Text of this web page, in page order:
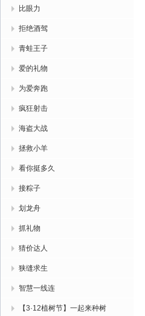
比眼力
拒绝酒驾
青蛙王子
爱的礼物
为爱奔跑
疯狂射击
海盗大战
拯救小羊
看你挺多久
接粽子
划龙舟
抓礼物
猜价达人
狭缝求生
智慧一线连
【3·12植树节】一起来种树